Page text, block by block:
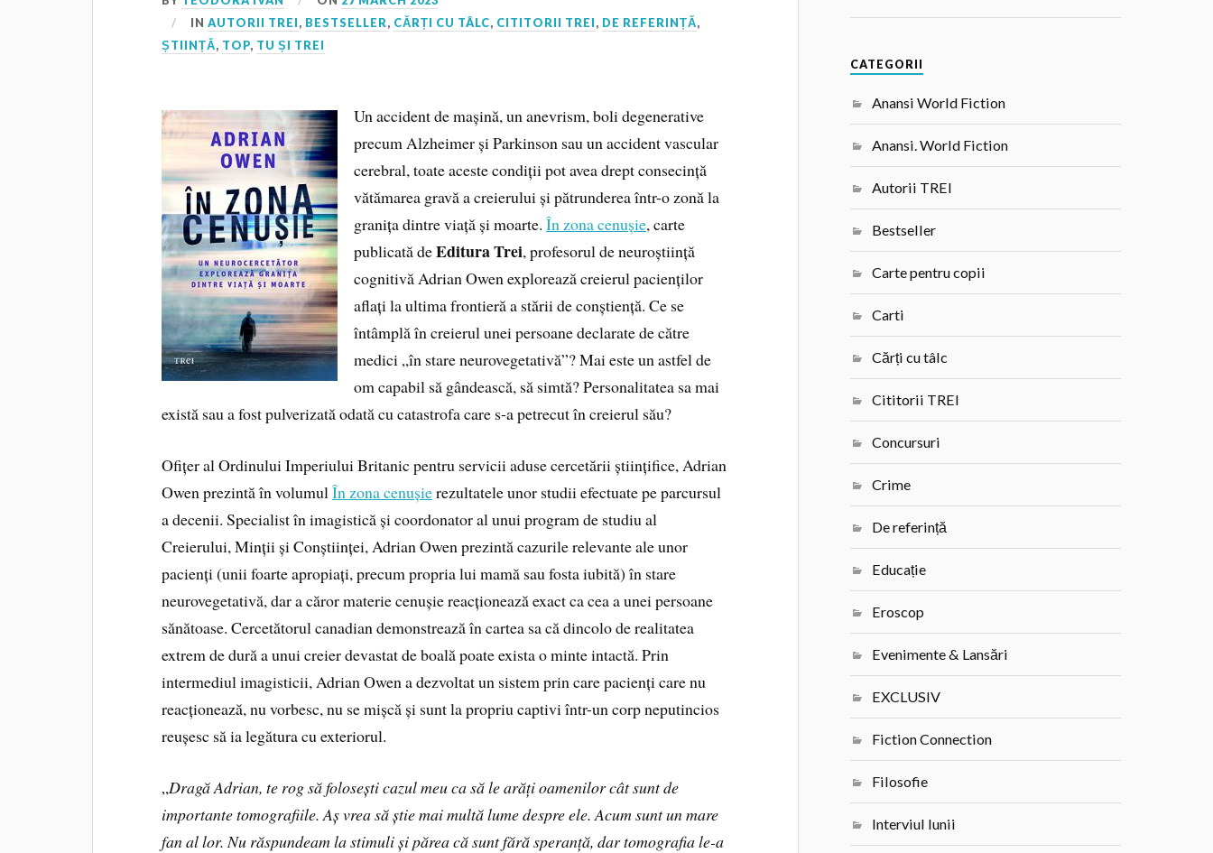
INAUTORII TREI, BESTSELLER, CĂRȚI CU TÂLC, CITITORII TREI, DE REFERINȚĂ,
ȘTIINȚĂ, TOP, TU ȘI TREI
Un accident de mașină, un anevrism, boli degenerative
precum Alzheimer și Parkinson sau un accident vascular
cerebral, toate aceste condiții pot avea drept consecință
vătămarea gravă a creierului și pătrunderea într-o zonă la
granița dintre viață și moarte. În zona cenușie, carte
publicată deEditura Trei, profesorul de neuroștiință
cognitivă Adrian Owen explorează creierul pacienților
aflați la ultima frontieră a stării de conștiență. Ce se
întâmplă în creierul unei persoane declarate de către
medici „în stare neurovegetativă”? Mai este un astfel de
om capabil să gândească, să simtă? Personalitatea sa mai
există sau a fost pulverizată odată cu catastrofa care s-a petrecut în creierul său?
Ofițer al Ordinului Imperiului Britanic pentru servicii aduse cercetării științifice, Adrian
Owen prezintă în volumulÎn zona cenușierezultatele unor studii efectuate pe parcursul
a decenii. Specialist în imagistică și coordonator al unui program de studiu al
Creierului, Minții și Conștiinței, Adrian Owen prezintă cazurile relevante ale unor
pacienți (unii foarte apropiați, precum propria lui mamă sau fosta iubită) în stare
neurovegetativă, dar a căror materie cenușie reacționează exact ca cea a unei persoane
sănătoase. Cercetătorul canadian demonstrează în cartea sa că dincolo de realitatea
extrem de dură a unui creier devastat de boală poate exista o minte intactă. Prin
intermediul imagisticii, Adrian Owen a dezvoltat un sistem prin care pacienți care nu
reacționează, nu vorbesc, nu se mișcă și sunt la propriu captivi într-un corp neputincios
reușesc să ia legătura cu exteriorul.
„Dragă Adrian, te rog să folosești cazul meu ca să le arăți oamenilor cât sunt de
importante tomografiile. Aș vrea să știe mai multă lume despre ele. Acum sunt un mare
fan al lor. Nu răspundeam la stimuli și părea că sunt fără speranță, dar tomografia le-a
CATEGORII
Anansi World Fiction
Anansi. World Fiction
Autorii TREI
Bestseller
Carte pentru copii
Carti
Cărți cu tâlc
Cititorii TREI
Concursuri
Crime
De referință
Educație
Eroscop
Evenimente & Lansări
EXCLUSIV
Fiction Connection
Filosofie
Interviul lunii